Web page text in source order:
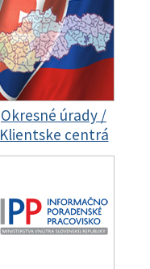
Okresné úrady /
Klientske centrá